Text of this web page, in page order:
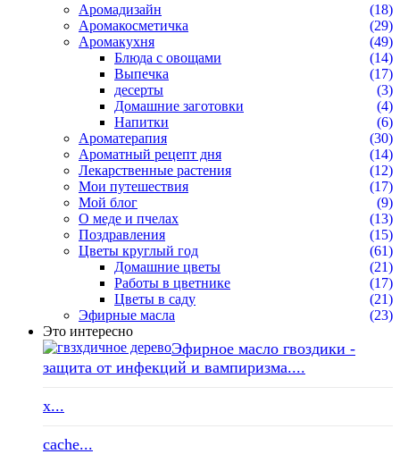
Аромадизайн
(18)
Аромакосметичка
(29)
Аромакухня
(49)
Блюда с овощами
(14)
Выпечка
(17)
десерты
(3)
Домашние заготовки
(4)
Напитки
(6)
Ароматерапия
(30)
Ароматный рецепт дня
(14)
Лекарственные растения
(12)
Мои путешествия
(17)
Мой блог
(9)
О меде и пчелах
(13)
Поздравления
(15)
Цветы круглый год
(61)
Домашние цветы
(21)
Работы в цветнике
(17)
Цветы в саду
(21)
Эфирные масла
(23)
Это интересно
Эфирное масло гвоздики -
защита от инфекций и вампиризма....
x...
cache...